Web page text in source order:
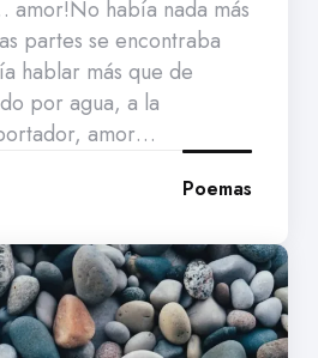
amor!No había nada más
partes se encontraba
hablar más que de
por agua, a la
amor…
Poemas